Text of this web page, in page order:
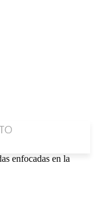
enfocadas en la